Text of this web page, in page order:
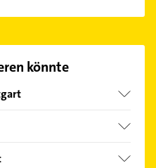
Bereich auswählen.
könnte